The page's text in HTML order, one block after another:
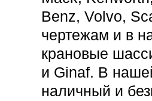
Benz, Volvo,
чертежам и в
крановые
и Ginaf. В
наличный и